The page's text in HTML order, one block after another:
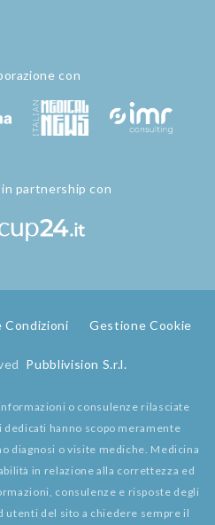
con
partnership con
Condizioni Gestione Cookie
Pubblivision S.r.l.
o consulenze rilasciate
hanno scopo meramente
diagnosi o visite mediche. Medicina
in relazione alla correttezza ed
consulenze e risposte degli
utenti del sito a chiedere sempre il